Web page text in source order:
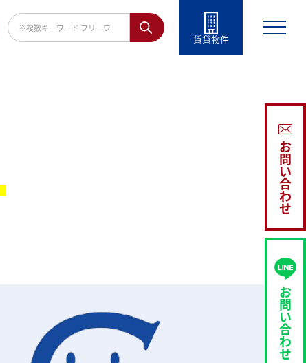
賃貸物件
お
問
い
合
わ
せ
お
問
い
合
わ
せ